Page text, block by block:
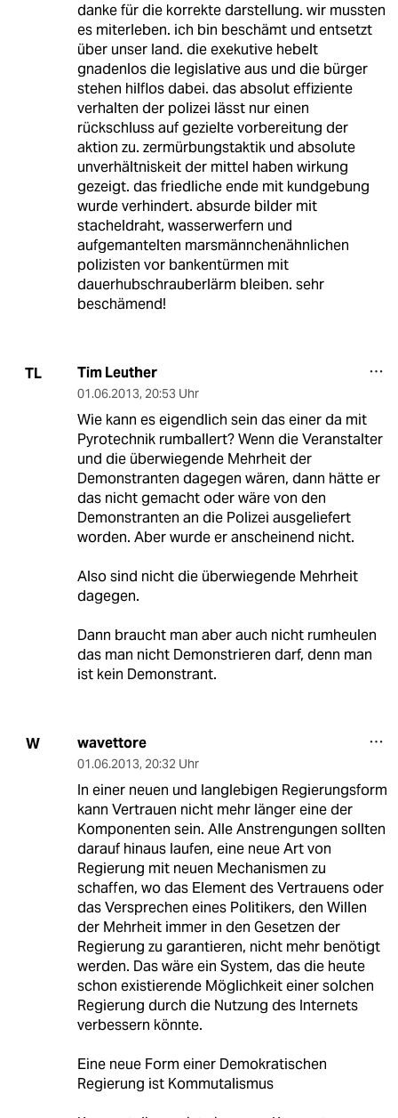
danke für die korrekte darstellung. wir mussten
es miterleben. ich bin beschämt und entsetzt
über unser land. die exekutive hebelt
gnadenlos die legislative aus und die bürger
stehen hilflos dabei. das absolut effiziente
verhalten der polizei lässt nur einen
rückschluss auf gezielte vorbereitung der
aktion zu. zermürbungstaktik und absolute
unverhältniskeit der mittel haben wirkung
gezeigt. das friedliche ende mit kundgebung
wurde verhindert. absurde bilder mit
stacheldraht, wasserwerfern und
aufgemantelten marsmännchenähnlichen
polizisten vor bankentürmen mit
dauerhubschrauberlärm bleiben. sehr
beschämend!
TL Tim Leuther
01.06.2013, 20:53 Uhr
Wie kann es eigendlich sein das einer da mit
Pyrotechnik rumballert? Wenn die Veranstalter
und die überwiegende Mehrheit der
Demonstranten dagegen wären, dann hätte er
das nicht gemacht oder wäre von den
Demonstranten an die Polizei ausgeliefert
worden. Aber wurde er anscheinend nicht.
Also sind nicht die überwiegende Mehrheit
dagegen.
Dann braucht man aber auch nicht rumheulen
das man nicht Demonstrieren darf, denn man
ist kein Demonstrant.
W wavettore
01.06.2013, 20:32 Uhr
In einer neuen und langlebigen Regierungsform
kann Vertrauen nicht mehr länger eine der
Komponenten sein. Alle Anstrengungen sollten
darauf hinaus laufen, eine neue Art von
Regierung mit neuen Mechanismen zu
schaffen, wo das Element des Vertrauens oder
das Versprechen eines Politikers, den Willen
der Mehrheit immer in den Gesetzen der
Regierung zu garantieren, nicht mehr benötigt
werden. Das wäre ein System, das die heute
schon existierende Möglichkeit einer solchen
Regierung durch die Nutzung des Internets
verbessern könnte.
Eine neue Form einer Demokratischen
Regierung ist Kommutalismus